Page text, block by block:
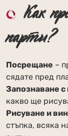
Как
парти?
Посрещане –
сядате пред
Запознаване с
какво ще
Рисуване и
стъпка, всяка